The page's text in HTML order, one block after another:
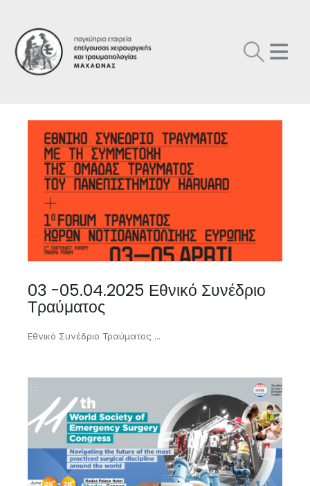
03 -05.04.2025 Εθνικό Συνέδριο
Τραύματος
Εθνικό Συνέδριο Τραύματος ...